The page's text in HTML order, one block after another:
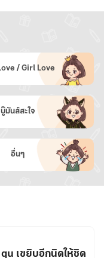
/ Girl Love
บู๊มันส์สะใจ
อื่นๆ
เขยิบอีกนิดให้ชิด